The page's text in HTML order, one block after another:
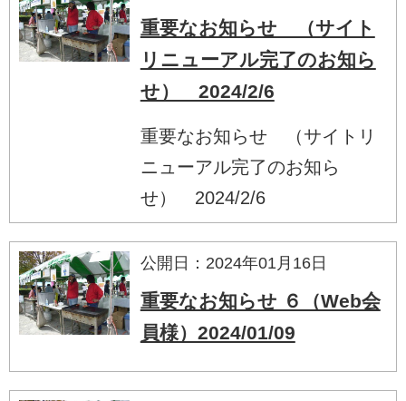
重要なお知らせ （サイト
リニューアル完了のお知ら
せ） 2024/2/6
重要なお知らせ （サイトリ
ニューアル完了のお知ら
せ） 2024/2/6
公開日：2024年01月16日
重要なお知らせ ６（Web会
員様）2024/01/09